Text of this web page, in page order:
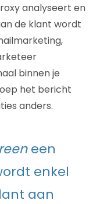
analyseert en
de klant wordt
binnen je
het bericht
anders.
een
enkel
aan